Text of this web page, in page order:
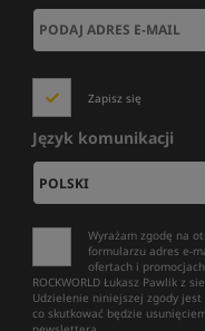
Zapisz się
Język komunikacji
Wyrażam zgodę na
formularzu adres e-
ofertach i
ROCKWORLD Łukasz Pawlik z
Udzielenie niniejszej zgody
co skutkować będzie